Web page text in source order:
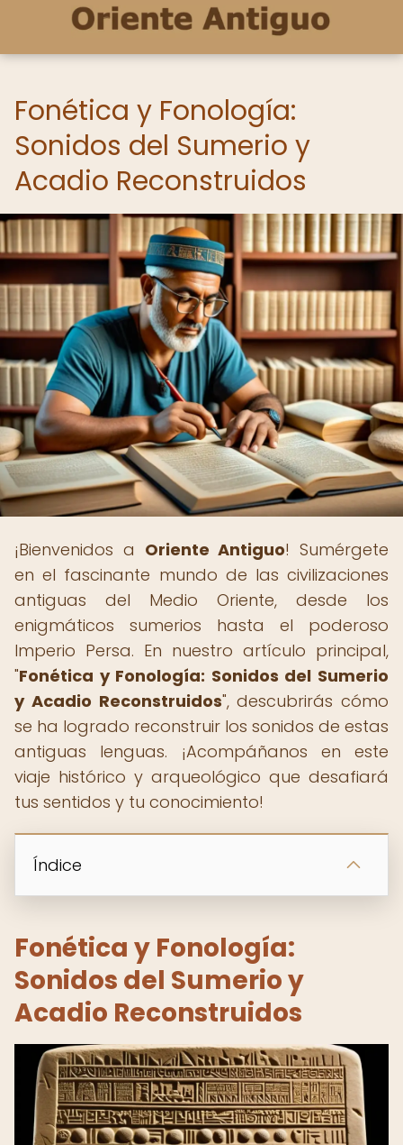
Fonética y Fonología:
Sonidos del Sumerio y
Acadio Reconstruidos
¡Bienvenidos a Oriente Antiguo! Sumérgete
en el fascinante mundo de las civilizaciones
antiguas del Medio Oriente, desde los
enigmáticos sumerios hasta el poderoso
Imperio Persa. En nuestro artículo principal,
"Fonética y Fonología: Sonidos del Sumerio
y Acadio Reconstruidos", descubrirás cómo
se ha logrado reconstruir los sonidos de estas
antiguas lenguas. ¡Acompáñanos en este
viaje histórico y arqueológico que desafiará
tus sentidos y tu conocimiento!
Índice
Fonética y Fonología:
Sonidos del Sumerio y
Acadio Reconstruidos